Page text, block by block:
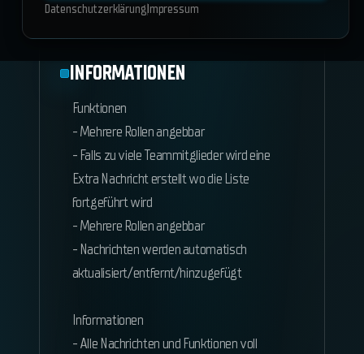
INFORMATIONEN
Funktionen
- Mehrere Rollen angebbar
- Falls zu viele Teammitglieder wird eine
Extra Nachricht erstellt wo die Liste
fortgeführt wird
- Mehrere Rollen angebbar
- Nachrichten werden automatisch
aktualisiert/entfernt/hinzugefügt
Informationen
- Alle Nachrichten und Funktionen voll
Datenschutzerklärung Impressum